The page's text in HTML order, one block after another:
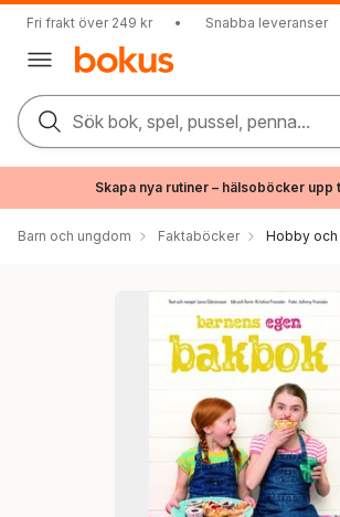
Fri frakt över 249 kr • Snabba leveranser
Sök bok, spel, pussel, penna...
Skapa nya rutiner – hälsoböcker upp
Barn och ungdom Faktaböcker Hobby och